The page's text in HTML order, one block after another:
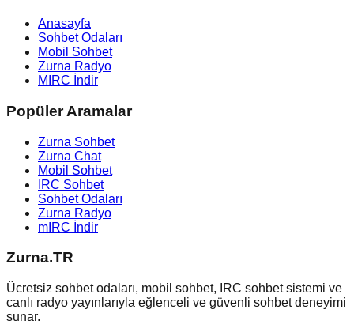
Anasayfa
Sohbet Odaları
Mobil Sohbet
Zurna Radyo
MIRC İndir
Popüler Aramalar
Zurna Sohbet
Zurna Chat
Mobil Sohbet
IRC Sohbet
Sohbet Odaları
Zurna Radyo
mIRC İndir
Zurna.TR
Ücretsiz sohbet odaları, mobil sohbet, IRC sohbet sistemi ve
canlı radyo yayınlarıyla eğlenceli ve güvenli sohbet deneyimi
sunar.